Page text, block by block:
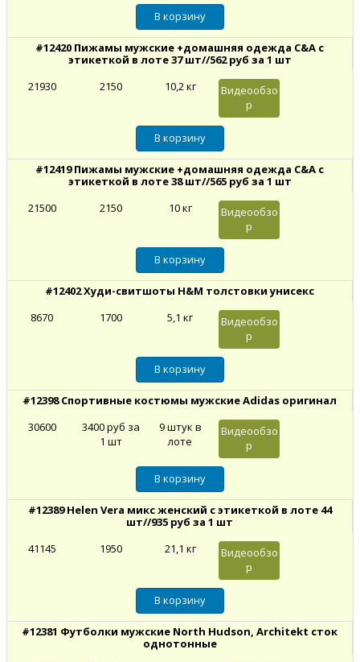
#12420 Пижамы мужские +домашняя одежда C&A с
этикеткой в лоте 37 шт//562 руб за 1 шт
21930
2150 10,2 кг
Видеообзо
р
#12419 Пижамы мужские +домашняя одежда C&A с
этикеткой в лоте 38 шт//565 руб за 1 шт
21500
2150 10 кг
Видеообзо
р
#12402 Худи-свитшоты H&M толстовки унисекс
8670
1700 5,1 кг
Видеообзо
р
#12398 Спортивные костюмы мужские Adidas оригинал
30600
3400 руб за
1 шт
9 штук в
лоте
Видеообзо
р
#12389 Helen Vera микс женский с этикеткой в лоте 44
шт//935 руб за 1 шт
41145
1950 21,1 кг
Видеообзо
р
#12381 Футболки мужские North Hudson, Architekt сток
однотонные